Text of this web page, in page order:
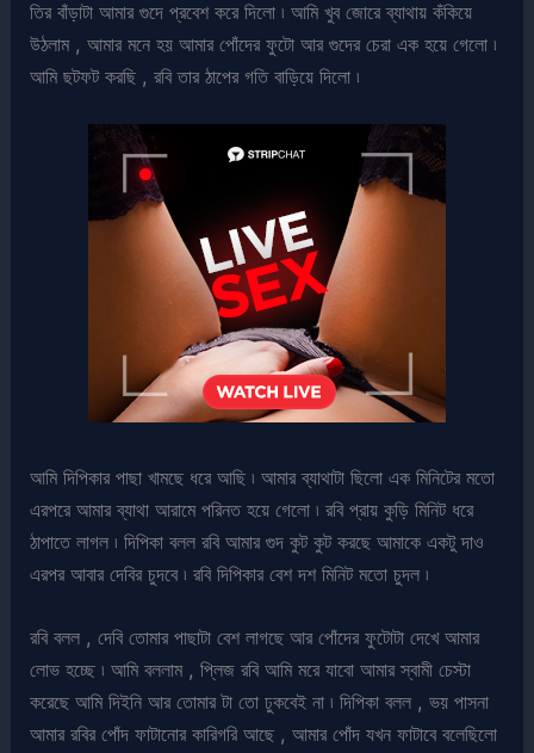
তির বাঁড়াটা আমার গুদে প্রবেশ করে দিলো ৷ আমি খুব জোরে ব্যাথায় কঁকিয়ে
উঠলাম , আমার মনে হয় আমার পোঁদের ফুটো আর গুদের চেরা এক হয়ে গেলো ৷
আমি ছটফট করছি , রবি তার ঠাপের গতি বাড়িয়ে দিলো ৷
আমি দিপিকার পাছা খামছে ধরে আছি ৷ আমার ব্যাথাটা ছিলো এক মিনিটের মতো
এরপরে আমার ব্যাথা আরামে পরিনত হয়ে গেলো ৷ রবি প্রায় কুড়ি মিনিট ধরে
ঠাপাতে লাগল ৷ দিপিকা বলল রবি আমার গুদ কুট কুট করছে আমাকে একটু দাও
এরপর আবার দেবির চুদবে ৷ রবি দিপিকার বেশ দশ মিনিট মতো চুদল ৷
রবি বলল , দেবি তোমার পাছাটা বেশ লাগছে আর পোঁদের ফুটোটা দেখে আমার
লোভ হচ্ছে ৷ আমি বললাম , প্লিজ রবি আমি মরে যাবো আমার স্বামী চেস্টা
করেছে আমি দিইনি আর তোমার টা তো ঢুকবেই না ৷ দিপিকা বলল , ভয় পাসনা
আমার রবির পোঁদ ফাটানোর কারিগরি আছে , আমার পোঁদ যখন ফাটাবে বলেছিলো